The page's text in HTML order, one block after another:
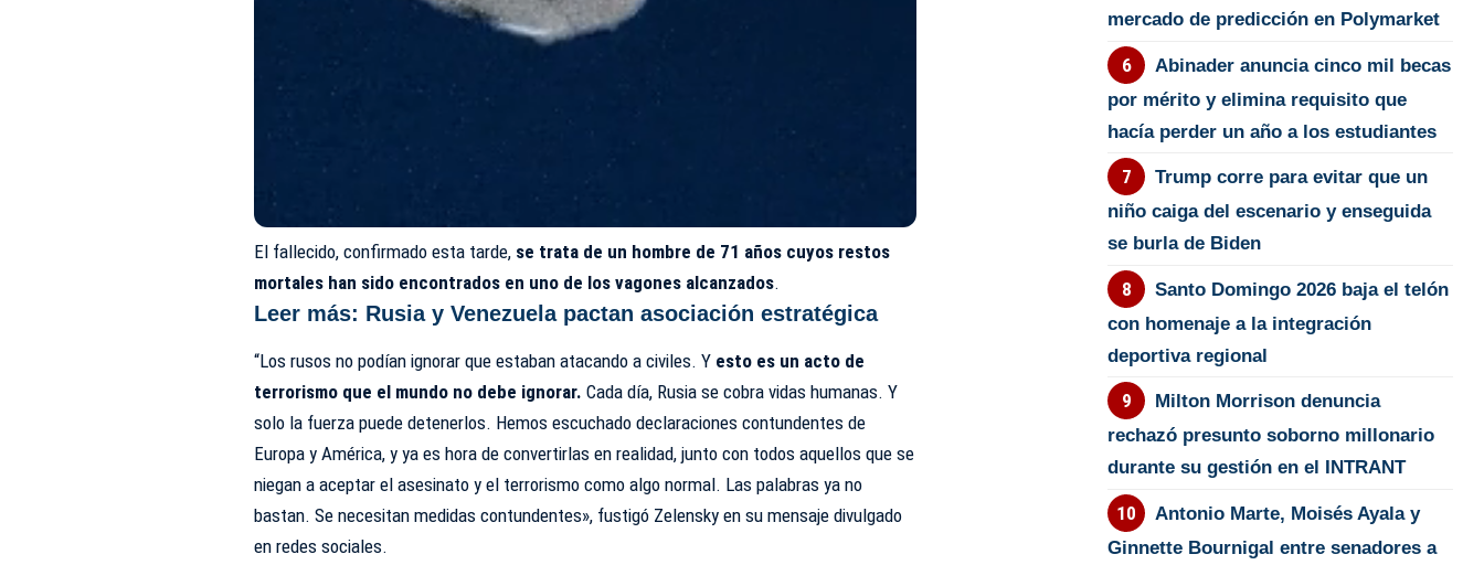
El fallecido, confirmado esta tarde, se trata de un hombre de 71 años cuyos restos
mortales han sido encontrados en uno de los vagones alcanzados.
Leer más: Rusia y Venezuela pactan asociación estratégica
“Los rusos no podían ignorar que estaban atacando a civiles. Y esto es un acto de
terrorismo que el mundo no debe ignorar.Cada día, Rusia se cobra vidas humanas. Y
solo la fuerza puede detenerlos. Hemos escuchado declaraciones contundentes de
Europa y América, y ya es hora de convertirlas en realidad, junto con todos aquellos que se
niegan a aceptar el asesinato y el terrorismo como algo normal. Las palabras ya no
bastan. Se necesitan medidas contundentes», fustigó Zelensky en su mensaje divulgado
en redes sociales.
mercado de predicción en Polymarket
Abinader anuncia cinco mil becas
por mérito y elimina requisito que
hacía perder un año a los estudiantes
Trump corre para evitar que un
niño caiga del escenario y enseguida
se burla de Biden
Santo Domingo 2026 baja el telón
con homenaje a la integración
deportiva regional
Milton Morrison denuncia
rechazó presunto soborno millonario
durante su gestión en el INTRANT
Antonio Marte, Moisés Ayala y
Ginnette Bournigal entre senadores a